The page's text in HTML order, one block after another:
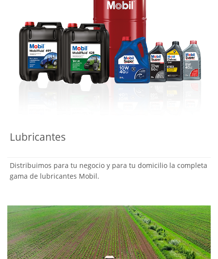
Lubricantes
Distribuimos para tu negocio y para tu domicilio la completa
gama de lubricantes Mobil.